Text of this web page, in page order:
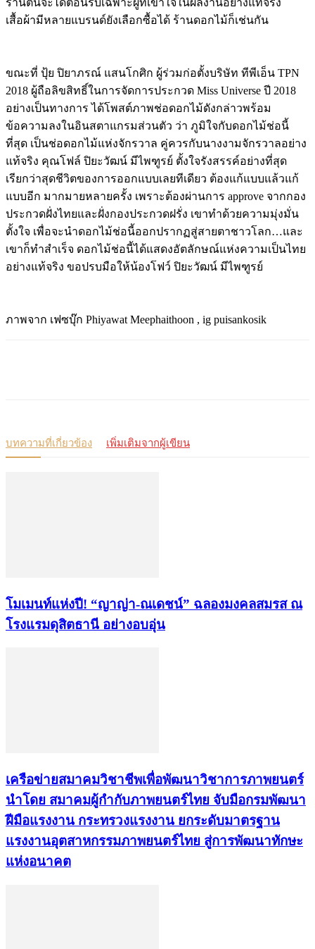
เสื้อผ้ามีหลายแบรนด์ยังเลือกซื้อได้ ร้านดอกไม้ก็เช่นกัน
ขณะที่ ปุ้ย ปิยาภรณ์ แสนโกศิก ผู้ร่วมก่อตั้งบริษัท ทีพีเอ็น TPN
2018 ผู้ถือลิขสิทธิ์ในการจัดการประกวด Miss Universe ปี 2018
อย่างเป็นทางการ ได้โพสต์ภาพช่อดอกไม้ดังกล่าวพร้อม
ข้อความลงในอินสตาแกรมส่วนตัว ว่า ภูมิใจกับดอกไม้ช่อนี้
ที่สุด เป็นช่อดอกไม้แห่งจักรวาล คู่ควรกับนางงามจักรวาลอย่าง
แท้จริง คุณโฟล์ ปิยะวัฒน์ มีไพฑูรย์ ตั้งใจรังสรรค์อย่างที่สุด
เรียกว่าสุดชีวิตของการออกแบบเลยทีเดียว ต้องแก้แบบแล้วแก้
แบบอีก มากมายหลายครั้ง เพราะต้องผ่านการ approve จากกอง
ประกวดฝั่งไทยและฝั่งกองประกวดฝรั่ง เขาทำด้วยความมุ่งมั่น
ตั้งใจ เพื่อจะนำดอกไม้ช่อนี้ออกปรากฏสู่สายตาชาวโลก…และ
เขาก็ทำสำเร็จ ดอกไม้ช่อนี้ได้แสดงอัตลักษณ์แห่งความเป็นไทย
อย่างแท้จริง ขอปรบมือให้น้องโฟว์ ปิยะวัฒน์ มีไพฑูรย์
ภาพจาก เฟซบุ๊ก Phiyawat Meephaithoon , ig puisankosik
บทความที่เกี่ยวข้อง เพิ่มเติมจากผู้เขียน
โมเมนท์แห่งปี! “ญาญ่า-ณเดชน์” ฉลองมงคลสมรส ณ
โรงแรมดุสิตธานี อย่างอบอุ่น
เครือข่ายสมาคมวิชาชีพเพื่อพัฒนาวิชาการภาพยนตร์
นำโดย สมาคมผู้กำกับภาพยนตร์ไทย จับมือกรมพัฒนา
ฝีมือแรงงาน กระทรวงแรงงาน ยกระดับมาตรฐาน
แรงงานอุตสาหกรรมภาพยนตร์ไทย สู่การพัฒนาทักษะ
แห่งอนาคต